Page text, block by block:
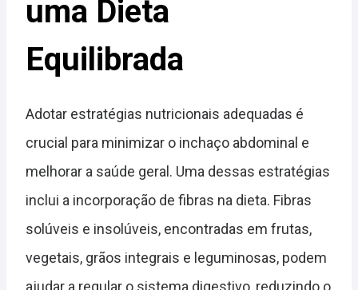
uma Dieta
Equilibrada
Adotar estratégias nutricionais adequadas é
crucial para minimizar o inchaço abdominal e
melhorar a saúde geral. Uma dessas estratégias
inclui a incorporação de fibras na dieta. Fibras
solúveis e insolúveis, encontradas em frutas,
vegetais, grãos integrais e leguminosas, podem